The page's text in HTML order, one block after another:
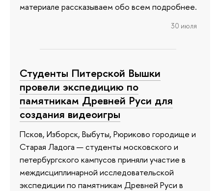
материале рассказываем обо всем подробнее.
30 июля
Студенты Питерской Вышки
провели экспедицию по
памятникам Древней Руси для
создания видеоигры
Псков, Изборск, Выбуты, Рюриково городище и
Старая Ладога — студенты московского и
петербургского кампусов приняли участие в
междисциплинарной исследовательской
экспедиции по памятникам Древней Руси в